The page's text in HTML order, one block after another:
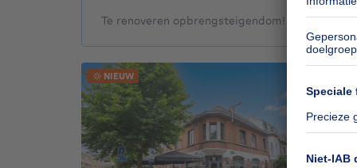
Te renoveren opbrengsteigendom!
NIEUW